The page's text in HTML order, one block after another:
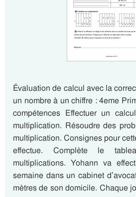
Évaluation de calcul avec la
un nombre à un chiffre : 4eme
compétences Effectuer un
multiplication. Résoudre des
multiplication. Consignes pour
effectue. Complète le
multiplications. Yohann va
semaine dans un cabinet
mètres de son domicile. Chaque